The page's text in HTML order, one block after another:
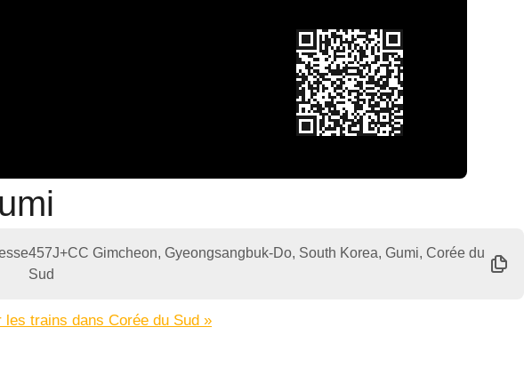
457J+CC Gimcheon, Gyeongsangbuk-Do, South Korea, Gumi, Corée du
Sud
les trains dans Corée du Sud »